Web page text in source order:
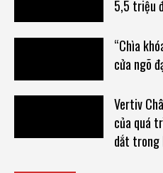
5,5 triệu
“Chìa
cửa ngõ
Vertiv
của quá
dắt trong